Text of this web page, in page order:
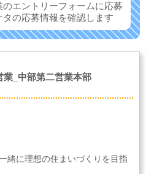
のエントリーフォームに応募
の応募情報を確認します
業_中部第二営業本部
緒に理想の住まいづくりを目指